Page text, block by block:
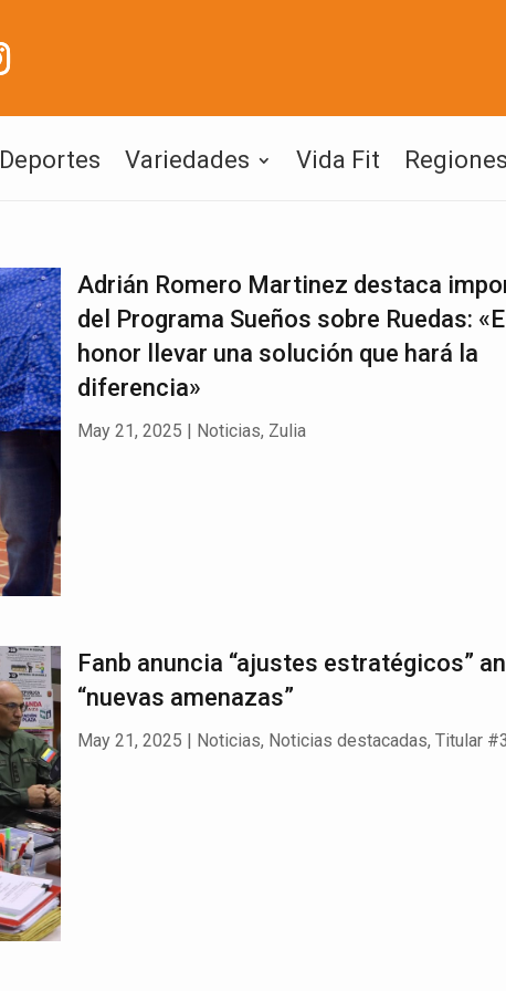
Deportes Variedades Vida Fit
Adrián Romero Martinez destaca
del Programa Sueños sobre Ruedas:
honor llevar una solución que hará la
diferencia»
May 21, 2025 | Noticias, Zulia
Fanb anuncia “ajustes estratégicos”
“nuevas amenazas”
May 21, 2025 | Noticias, Noticias destacadas, Titular